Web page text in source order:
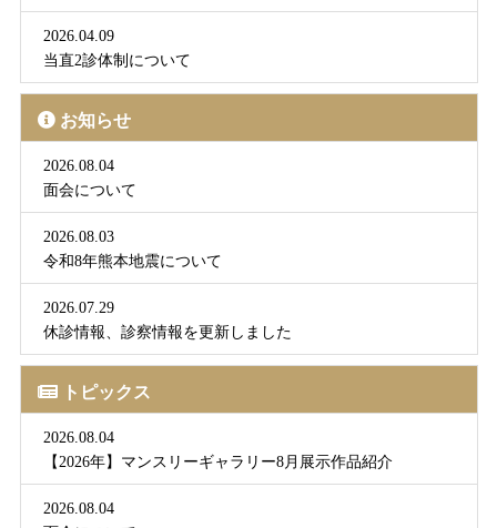
2026.04.09
当直2診体制について
お知らせ
2026.08.04
面会について
2026.08.03
令和8年熊本地震について
2026.07.29
休診情報、診察情報を更新しました
トピックス
2026.08.04
【2026年】マンスリーギャラリー8月展示作品紹介
2026.08.04